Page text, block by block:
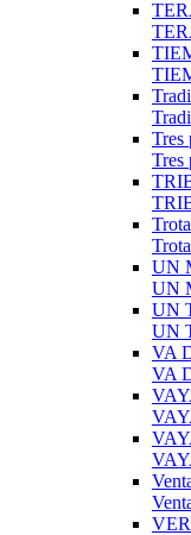
Tres
Tres
UN
UN
UN
UN
VA
VA